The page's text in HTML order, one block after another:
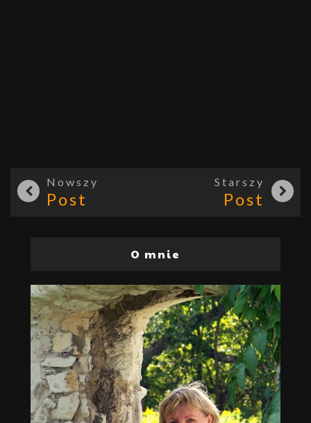
Nowszy
Post
Starszy
Post
O mnie